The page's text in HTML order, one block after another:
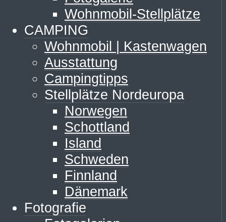
Wohnmobil-Stellplätze
CAMPING
Wohnmobil | Kastenwagen
Ausstattung
Campingtipps
Stellplätze Nordeuropa
Norwegen
Schottland
Island
Schweden
Finnland
Dänemark
Fotografie